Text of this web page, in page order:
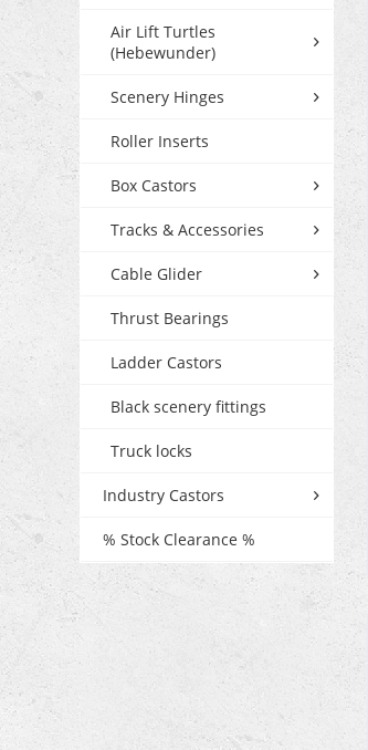
Air Lift Turtles
(Hebewunder)
Scenery Hinges
Roller Inserts
Box Castors
Tracks & Accessories
Cable Glider
Thrust Bearings
Ladder Castors
Black scenery fittings
Truck locks
Industry Castors
% Stock Clearance %